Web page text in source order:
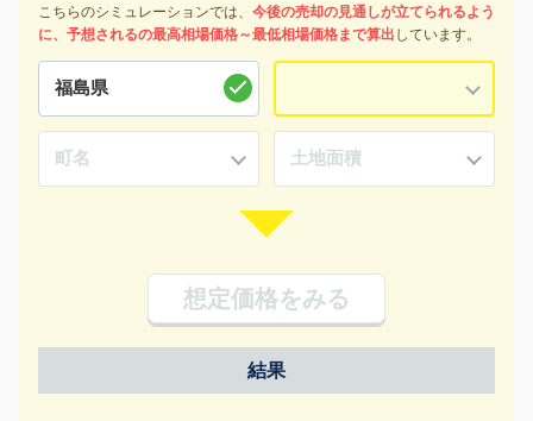
こちらのシミュレーションでは、 今後の売却の見通しが立てられるよう
に、予想されるの最高相場価格～最低相場価格まで算出 しています。
想定価格をみる
結果